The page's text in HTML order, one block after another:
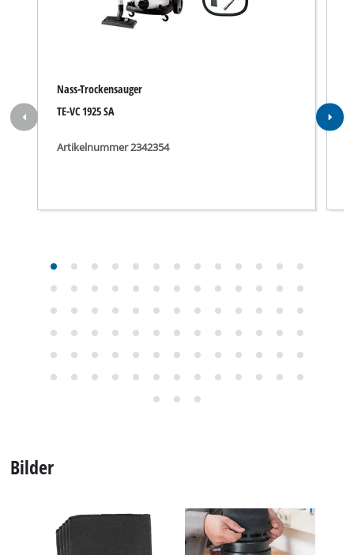
Nass-Trockensauger
TE-VC 1925 SA
Artikelnummer 2342354
Bilder